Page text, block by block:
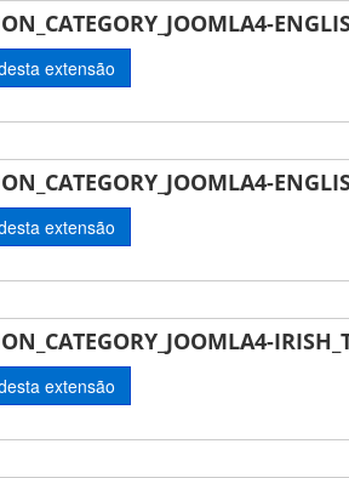
extensão
extensão
extensão